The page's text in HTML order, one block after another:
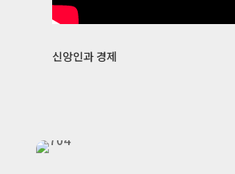
신앙인과 경제